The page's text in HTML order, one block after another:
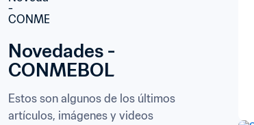
Novedades -
CONMEBOL
Estos son algunos de los últimos
artículos, imágenes y videos